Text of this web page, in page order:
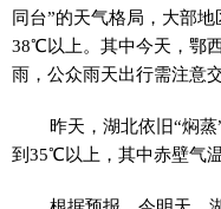
同台”的天气格局，大部
38℃以上。其中今天，鄂
雨，公众雨天出行需注意
昨天，湖北依旧“焖
到35℃以上，其中赤壁气